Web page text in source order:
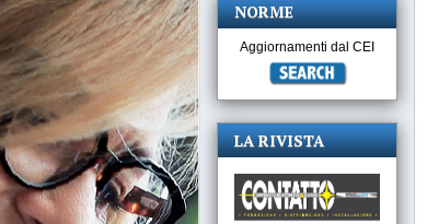
NORME
Aggiornamenti dal CEI
LA RIVISTA